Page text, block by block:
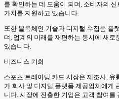
를 확인하는 데 도움이 되며, 소비자의
가치를 지원하고 있습니다.
또한 블록체인 기술과 디지털 수집품 플
며, 업계의 미래를 재편하는 동시에 새
있습니다.
비즈니스 기회
스포츠 트레이딩 카드 시장은 제조사, 유
가 회사 및 디지털 플랫폼 제공업체에게
니다. 시장에 진출한 기업은 고객 참여를